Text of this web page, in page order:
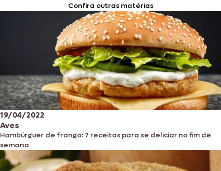
Confira outras matérias
19/04/2022
Aves
Hambúrguer de frango: 7 receitas para se deliciar no fim de
semana